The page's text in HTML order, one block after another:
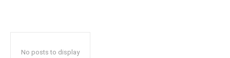
No posts to display